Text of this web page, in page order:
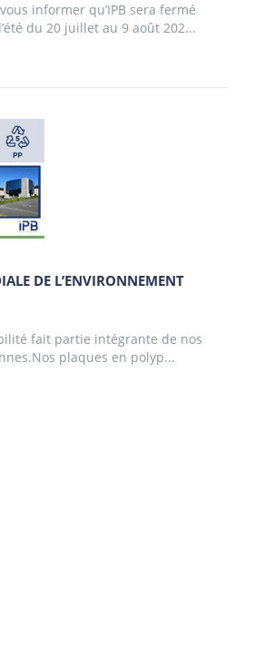
informer qu’IPB sera fermé
du 20 juillet au 9 août 202...
DE L’ENVIRONNEMENT
fait partie intégrante de nos
plaques en polyp...